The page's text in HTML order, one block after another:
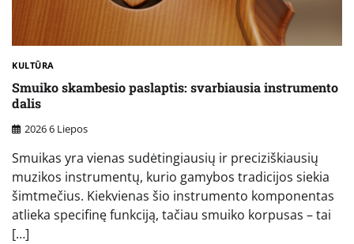
KULTŪRA
Smuiko skambesio paslaptis: svarbiausia instrumento
dalis
2026 6 Liepos
Smuikas yra vienas sudėtingiausių ir preciziškiausių
muzikos instrumentų, kurio gamybos tradicijos siekia
šimtmečius. Kiekvienas šio instrumento komponentas
atlieka specifinę funkciją, tačiau smuiko korpusas – tai
[…]